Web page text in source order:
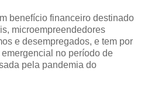
benefício financeiro destinado
microempreendedores
e desempregados, e tem por
no período de
pela pandemia do